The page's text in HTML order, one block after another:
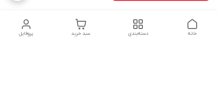
پروفایل سبد خرید دسته‌بندی خانه